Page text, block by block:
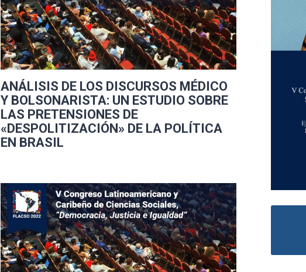
ANÁLISIS DE LOS DISCURSOS MÉDICO
Y BOLSONARISTA: UN ESTUDIO SOBRE
LAS PRETENSIONES DE
«DESPOLITIZACIÓN» DE LA POLÍTICA
EN BRASIL